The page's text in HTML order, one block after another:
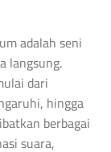
adalah seni
langsung.
dari
hingga
berbagai
suara,